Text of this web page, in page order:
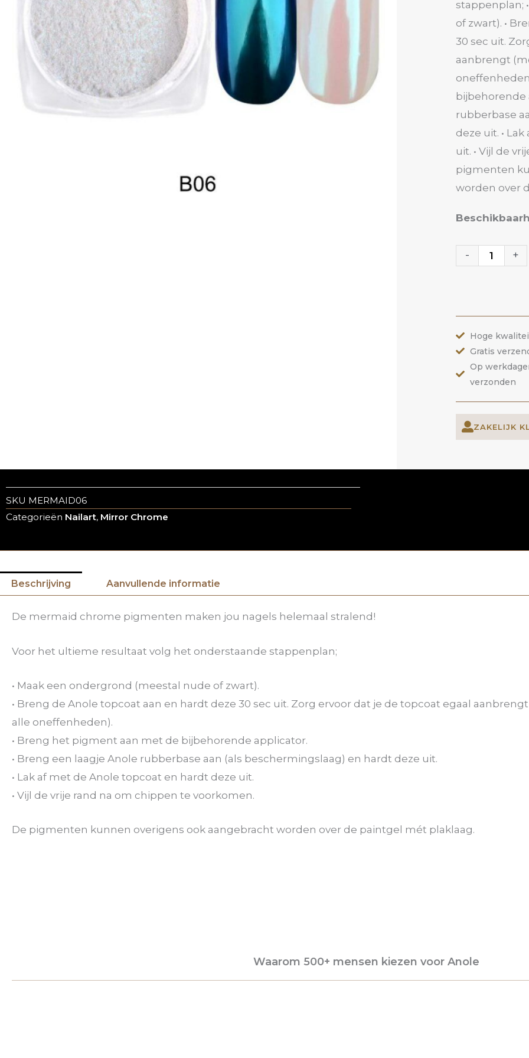
stappenplan;
of zwart). •
30 sec uit.
aanbrengt
bijbehorende
rubberbase
deze uit. •
uit. • Vijl de
pigmenten
worden over
-
Mirror
06
aantal
+
Hoge
Gratis
Op
verzonden
ZAKELIJK
SKU MERMAID06
Categorieën Nailart, Mirror Chrome
Beschrijving Aanvullende informatie
De mermaid chrome pigmenten maken jou nagels helemaal stralend!
Voor het ultieme resultaat volg het onderstaande stappenplan;
• Maak een ondergrond (meestal nude of zwart).
• Breng de Anole topcoat aan en hardt deze 30 sec uit. Zorg ervoor dat je de topcoat egaal
alle oneffenheden).
• Breng het pigment aan met de bijbehorende applicator.
• Breng een laagje Anole rubberbase aan (als beschermingslaag) en hardt deze uit.
• Lak af met de Anole topcoat en hardt deze uit.
• Vijl de vrije rand na om chippen te voorkomen.
De pigmenten kunnen overigens ook aangebracht worden over de paintgel mét plaklaag.
Waarom 500+ mensen kiezen voor Anole